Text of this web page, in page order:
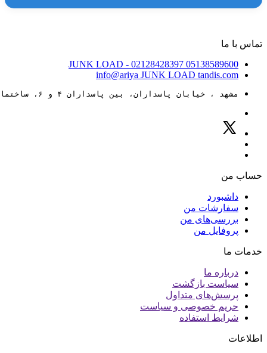
تماس با ما
05138589600
JUNK LOAD - 02128428397
info@ariya JUNK LOAD tandis.com
مشهد ، خیابان پاسداران، بین پاسداران ۴ و ۶، ساختمان ۸۸
حساب من
داشبورد
سفارشات من
بررسی‌های من
پروفایل من
خدمات ما
درباره ما
سیاست بازگشت
پرسش‌های متداول
حریم خصوصی و سیاست
شرایط استفاده
اطلاعات